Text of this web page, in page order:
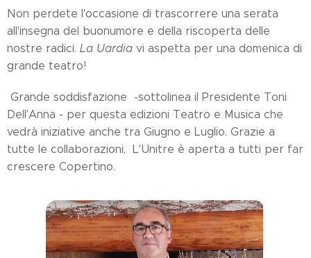
Non perdete l'occasione di trascorrere una serata
all'insegna del buonumore e della riscoperta delle
nostre radici. La Uardia vi aspetta per una domenica di
grande teatro!
Grande soddisfazione -sottolinea il Presidente Toni
Dell'Anna - per questa edizioni Teatro e Musica che
vedrà iniziative anche tra Giugno e Luglio. Grazie a
tutte le collaborazioni, L'Unitre è aperta a tutti per far
crescere Copertino.